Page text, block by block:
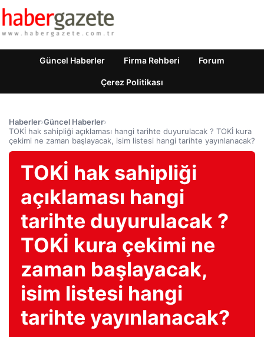
Güncel Haberler Firma Rehberi Forum
Çerez Politikası
Haberler›Güncel Haberler›
TOKİ hak sahipliği açıklaması hangi tarihte duyurulacak ? TOKİ kura
çekimi ne zaman başlayacak, isim listesi hangi tarihte yayınlanacak?
TOKİ hak sahipliği
açıklaması hangi
tarihte duyurulacak ?
TOKİ kura çekimi ne
zaman başlayacak,
isim listesi hangi
tarihte yayınlanacak?